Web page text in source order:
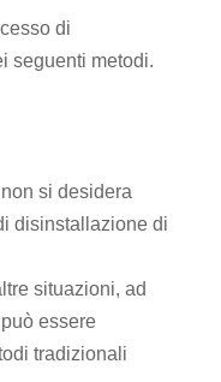
di
seguenti metodi.
si desidera
disinstallazione di
situazioni, ad
essere
tradizionali